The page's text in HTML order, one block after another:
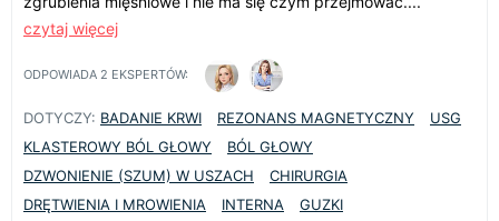
czytaj więcej
ODPOWIADA 2 EKSPERTÓW:
DOTYCZY: BADANIE KRWI REZONANS MAGNETYCZNY
USG
KLASTEROWY BÓL GŁOWY
BÓL GŁOWY
DZWONIENIE (SZUM) W USZACH
CHIRURGIA
DRĘTWIENIA I MROWIENIA
INTERNA
GUZKI